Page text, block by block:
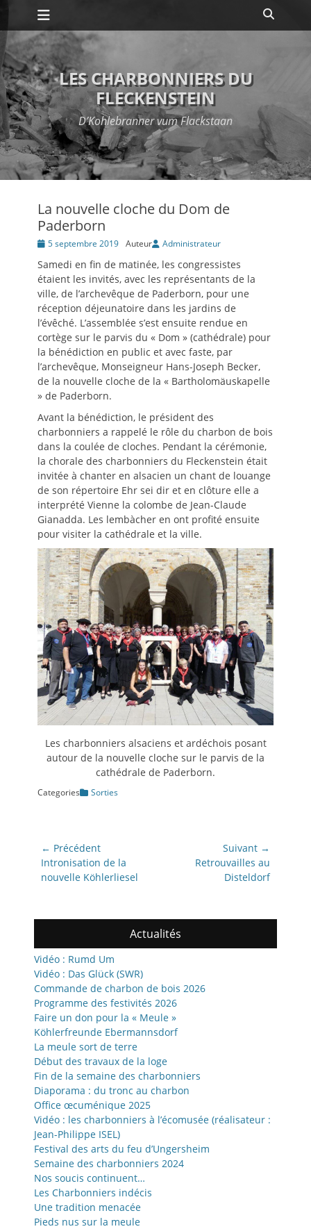
Passer
au
contenu
Premier menu
LES CHARBONNIERS DU
FLECKENSTEIN
D’Kohlebranner vum Flackstaan
La nouvelle cloche du Dom de
Paderborn
Posté5 septembre 2019 Auteur Administrateur
Samedi en fin de matinée, les congressistes
étaient les invités, avec les représentants de la
ville, de l’archevêque de Paderborn, pour une
réception déjeunatoire dans les jardins de
l’évêché. L’assemblée s’est ensuite rendue en
cortège sur le parvis du « Dom » (cathédrale) pour
la bénédiction en public et avec faste, par
l’archevêque, Monseigneur Hans-Joseph Becker,
de la nouvelle cloche de la « Bartholomäuskapelle
» de Paderborn.
Avant la bénédiction, le président des
charbonniers a rappelé le rôle du charbon de bois
dans la coulée de cloches. Pendant la cérémonie,
la chorale des charbonniers du Fleckenstein était
invitée à chanter en alsacien un chant de louange
de son répertoire Ehr sei dir et en clôture elle a
interprété Vienne la colombe de Jean-Claude
Gianadda. Les lembàcher en ont profité ensuite
pour visiter la cathédrale et la ville.
Les charbonniers alsaciens et ardéchois posant
autour de la nouvelle cloche sur le parvis de la
cathédrale de Paderborn.
Categories Sorties
Navigation
de
l’article
← Précédent
Article
précédent:
Intronisation de la
nouvelle Köhlerliesel
Suivant →
Retrouvailles au
Disteldorf
Actualités
Vidéo : Rumd Um
Vidéo : Das Glück (SWR)
Commande de charbon de bois 2026
Programme des festivités 2026
Faire un don pour la « Meule »
Köhlerfreunde Ebermannsdorf
La meule sort de terre
Début des travaux de la loge
Fin de la semaine des charbonniers
Diaporama : du tronc au charbon
Office œcuménique 2025
Vidéo : les charbonniers à l’écomusée (réalisateur :
Jean-Philippe ISEL)
Festival des arts du feu d’Ungersheim
Semaine des charbonniers 2024
Nos soucis continuent…
Les Charbonniers indécis
Une tradition menacée
Pieds nus sur la meule